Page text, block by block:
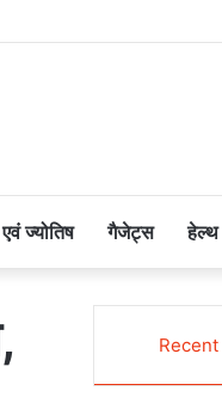
एवं ज्योतिष गैजेट्स हेल्थ
Recent